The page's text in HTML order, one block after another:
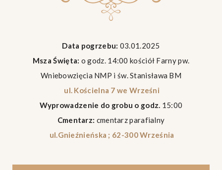
Data pogrzebu: 03.01.2025
Msza Święta: o godz. 14:00 kościół Farny pw.
Wniebowzięcia NMP i św. Stanisława BM
ul. Kościelna 7 we Wrześni
Wyprowadzenie do grobu o godz. 15:00
Cmentarz: cmentarz parafialny
ul.Gnieźnieńska ; 62-300 Września